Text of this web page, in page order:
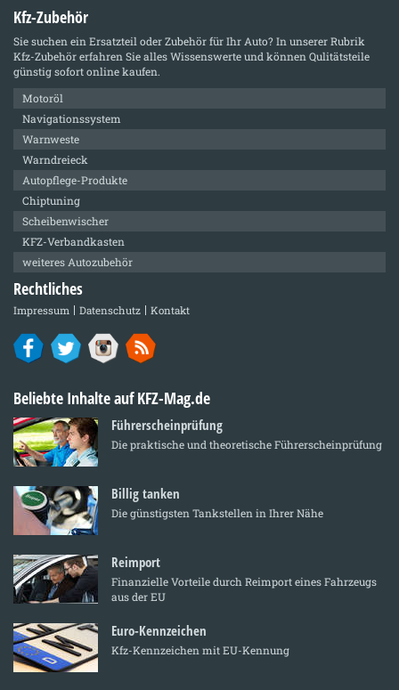
Kfz-Zubehör
Sie suchen ein Ersatzteil oder Zubehör für Ihr Auto? In unserer Rubrik
Kfz-Zubehörerfahren Sie alles Wissenswerte und können Qulitätsteile
günstig sofort online kaufen.
Motoröl
Navigationssystem
Warnweste
Warndreieck
Autopflege-Produkte
Chiptuning
Scheibenwischer
KFZ-Verbandkasten
weiteres Autozubehör
Rechtliches
Impressum Datenschutz Kontakt
Beliebte Inhalte auf KFZ-Mag.de
Führerscheinprüfung
Die praktische und theoretische Führerscheinprüfung
Billig tanken
Die günstigsten Tankstellen in Ihrer Nähe
Reimport
Finanzielle Vorteile durch Reimport eines Fahrzeugs
aus der EU
Euro-Kennzeichen
Kfz-Kennzeichen mit EU-Kennung